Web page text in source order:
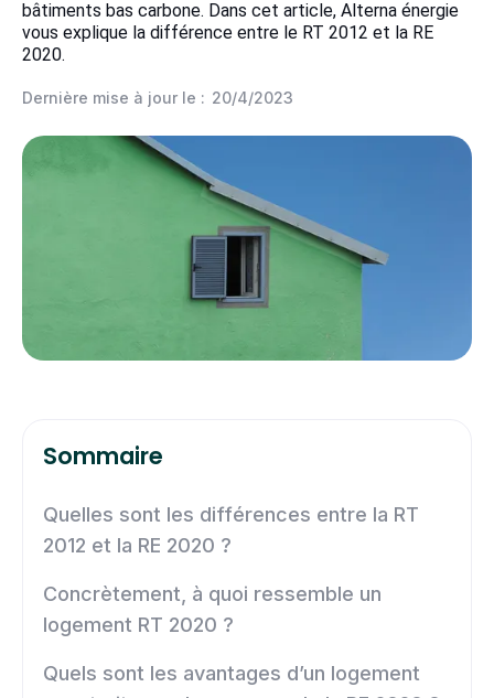
bâtiments bas carbone. Dans cet article, Alterna énergie
vous explique la différence entre le RT 2012 et la RE
2020.
Dernière mise à jour le : 20/4/2023
Sommaire
Quelles sont les différences entre la RT
2012 et la RE 2020 ?
Concrètement, à quoi ressemble un
logement RT 2020 ?
Quels sont les avantages d’un logement